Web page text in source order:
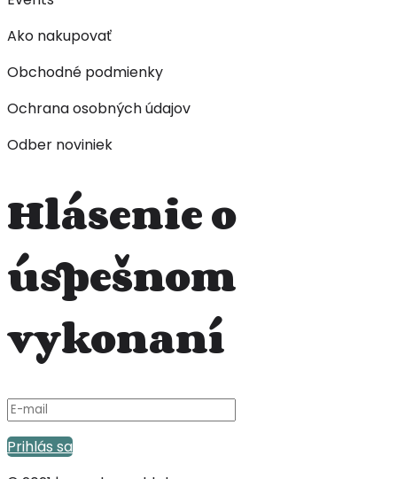
Ako nakupovať
Obchodné podmienky
Ochrana osobných údajov
Odber noviniek
Hlásenie o
úspešnom
vykonaní
Prihlás sa